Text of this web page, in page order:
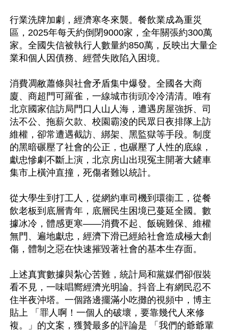
行業洗牌加劇，經濟寒冬來襲。餐飲業成為重災
區，2025年每天約倒閉9000家，全年關張約300萬
家。全國失信被執行人數量約850萬，反映出大量企
業和個人因債務、經營失敗陷入困境。
消費凋敝蕭條與社會矛盾集中爆發。全國各大商
廈、商超門可羅雀，一線城市街頭冷冷清清。唯有
北京國家信訪局門口人山人海，遭遇房屋強拆、司
法不公、拖薪欠款、校園霸淩的民眾日夜排隊上訪
維權，卻常遭遇截訪、綁架、黑監獄等手段。制度
的黑暗碾壓了社會的公正，也碾壓了人性的底線，
獻忠慘劇不斷上演，北京房山出現冤主開著大鏟車
集市上橫沖直撞，死傷者難以統計。
從大學生到打工人，從網約車司機到環衞工，從餐
飲老板到底層青年，底層民生困境已蔓延全國。數
據冰冷，體感更寒——消費不起、飯碗難保、維權
無門、遍地獻忠，經濟下滑已經給社會造成極大創
傷，體制之惡在快速摧毀著社會的基本生存面。
上述真實數據與紮心苦難，統計局和黨媒們卻假裝
看不見，一味唱嚮經濟光明論。抖音上有網民忍不
住半夜沖塔。一個路邊擺滿小吃攤的視頻中，博主
貼上 「罪人啊！一個人的破壞，要靠幾代人來修
複。」的文案，獲贊最多的評論是 「我們的爺爺輩